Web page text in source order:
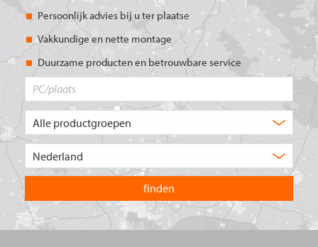
Persoonlijk advies bij u ter plaatse
Vakkundige en nette montage
Duurzame producten en betrouwbare service
product
u?
land
waarin
u
wilt
zoeken.